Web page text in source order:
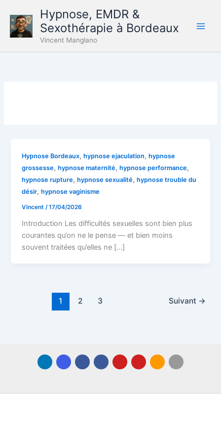
contenu
Hypnose, EMDR &
Sexothérapie à Bordeaux
Vincent Manglano
Hypnose Bordeaux,hypnose ejaculation,hypnose
grossesse,hypnose maternité,hypnose performance,
hypnose rupture,hypnose sexualité,hypnose trouble du
désir,hypnose vaginisme
Vincent /17/04/2026
Introduction Les difficultés sexuelles sont bien plus
courantes qu’on ne le pense — et bien moins
souvent traitées qu’elles ne […]
1 2 3 Suivant →